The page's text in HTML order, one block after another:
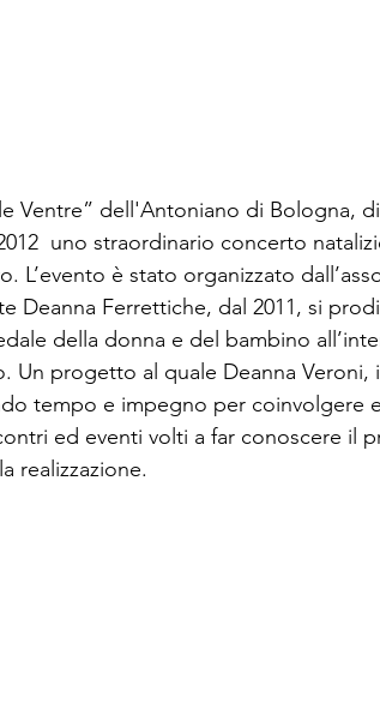
Ventre” dell'Antoniano di Bologna,
uno straordinario concerto
L’evento è stato organizzato
Deanna Ferrettiche, dal 2011, si
della donna e del bambino
Un progetto al quale Deanna
tempo e impegno per coinvolgere
ed eventi volti a far conoscere il
realizzazione.